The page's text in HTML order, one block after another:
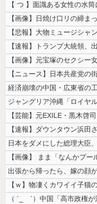
【画像】日焼け口リの締ま
【画像】元宝塚のセクシー
【ニュース】日本共産党の
【ｗ】物凄くカワイイ子猫